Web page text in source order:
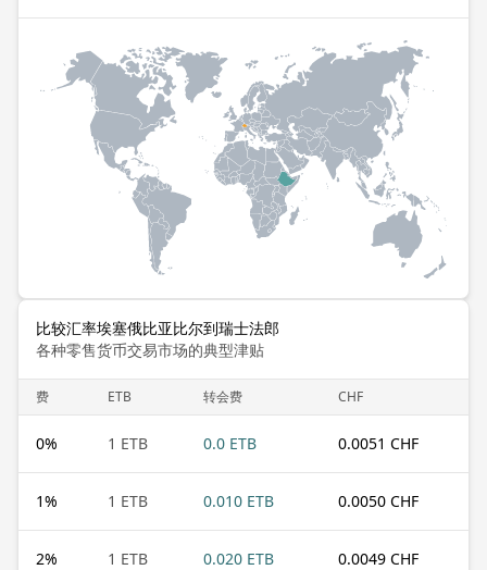
比较汇率埃塞俄比亚比尔到瑞士法郎
各种零售货币交易市场的典型津贴
费 ETB 转会费 CHF
0% 1 ETB 0.0 ETB 0.0051 CHF
1% 1 ETB 0.010 ETB 0.0050 CHF
2% 1 ETB 0.020 ETB 0.0049 CHF